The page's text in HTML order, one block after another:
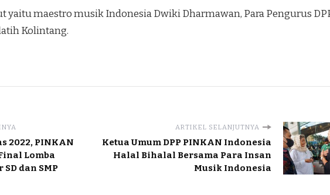
yaitu maestro musik Indonesia Dwiki Dharmawan, Para Pengurus
Kolintang.
2022, PINKAN
Lomba
dan SMP
ARTIKEL SELANJUTNYA
Ketua Umum DPP PINKAN Indonesia
Halal Bihalal Bersama Para Insan
Musik Indonesia